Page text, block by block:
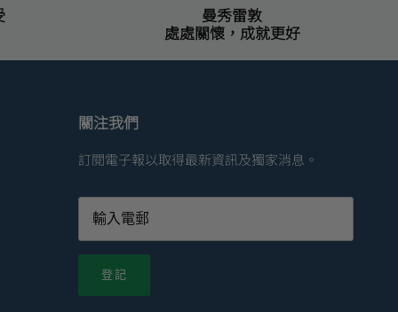
曼秀雷敦
處處關懷，成就更好
關注我們
訂閱電子報以取得最新資訊及獨家消息。
登記